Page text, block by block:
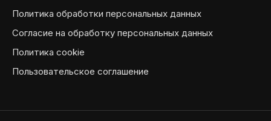
Политика обработки персональных данных
Согласие на обработку персональных данных
Политика cookie
Пользовательское соглашение